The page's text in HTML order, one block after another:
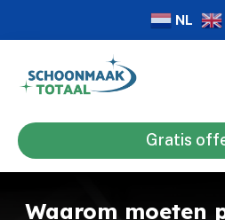
NL
Gratis
Waarom moeten